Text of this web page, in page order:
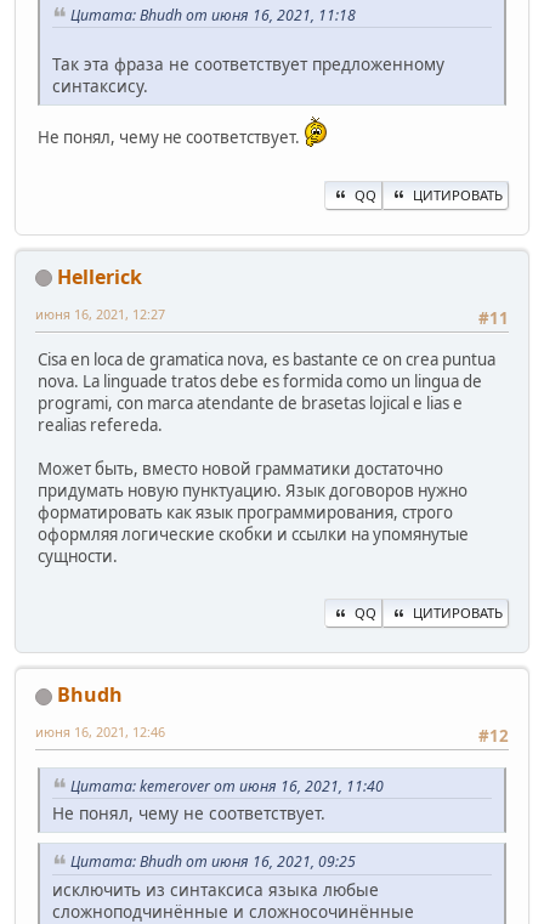
Цитата: Bhudh от июня 16, 2021, 11:18
Так эта фраза не соответствует предложенному
синтаксису.
Не понял, чему не соответствует.
QQ ЦИТИРОВАТЬ
Hellerick
#11
июня 16, 2021, 12:27
Cisa en loca de gramatica nova, es bastante ce on crea puntua
nova. La linguade tratos debe es formida como un lingua de
programi, con marca atendante de brasetas lojical e lias e
realias refereda.
Может быть, вместо новой грамматики достаточно
придумать новую пунктуацию. Язык договоров нужно
форматировать как язык программирования, строго
оформляя логические скобки и ссылки на упомянутые
сущности.
QQ ЦИТИРОВАТЬ
Bhudh
#12
июня 16, 2021, 12:46
Цитата: kemerover от июня 16, 2021, 11:40
Не понял, чему не соответствует.
Цитата: Bhudh от июня 16, 2021, 09:25
исключить из синтаксиса языка любые
сложноподчинённые и сложносочинённые